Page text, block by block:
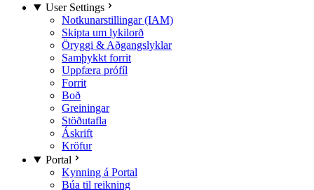
User Settings
Notkunarstillingar (IAM)
Skipta um lykilorð
Öryggi & Aðgangslyklar
Samþykkt forrit
Uppfæra prófíl
Forrit
Boð
Greiningar
Stöðutafla
Áskrift
Kröfur
Portal
Kynning á Portal
Búa til reikning